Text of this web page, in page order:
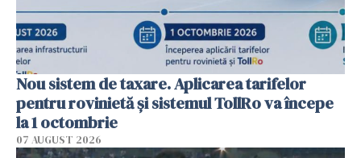
Nou sistem de taxare. Aplicarea tarifelor
pentru rovinietă şi sistemul TollRo va începe
la 1 octombrie
07 AUGUST 2026